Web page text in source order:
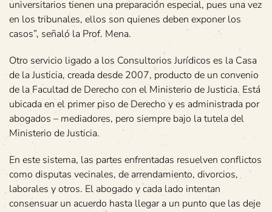
universitarios tienen una preparación especial, pues una vez
en los tribunales, ellos son quienes deben exponer los
casos”, señaló la Prof. Mena.
Otro servicio ligado a los Consultorios Jurídicos es la Casa
de la Justicia, creada desde 2007, producto de un convenio
de la Facultad de Derecho con el Ministerio de Justicia. Está
ubicada en el primer piso de Derecho y es administrada por
abogados – mediadores, pero siempre bajo la tutela del
Ministerio de Justicia.
En este sistema, las partes enfrentadas resuelven conflictos
como disputas vecinales, de arrendamiento, divorcios,
laborales y otros. El abogado y cada lado intentan
consensuar un acuerdo hasta llegar a un punto que las deje